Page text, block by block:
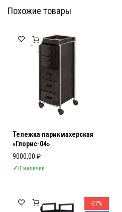
Похожие товары
Тележка парикмахерская
«Глорис-04»
9000,00 ₽
✓В наличии
-27%